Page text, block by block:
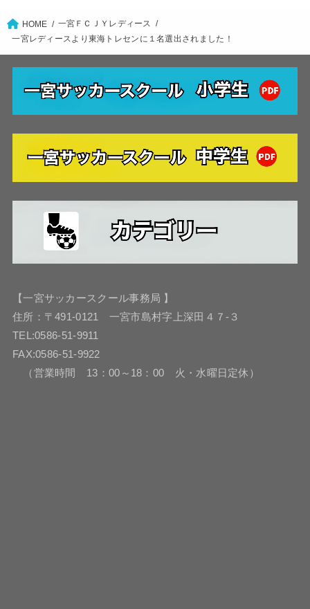
HOME
一宮ＦＣＪＹレディース
一宮レディースより東海トレセンに１名選出されました！
【一宮サッカースクール事務局 】
住所：〒491-0121 一宮市島村字上深田４７-３
TEL:0586-51-9911
FAX:0586-51-9922
（営業時間 13：00～18：00 火・水曜日定休）